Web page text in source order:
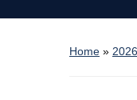
Home » 2026